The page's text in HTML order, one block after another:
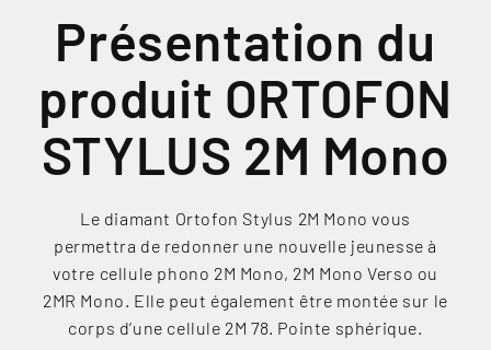
Présentation du
produit ORTOFON
STYLUS 2M Mono
Le diamant Ortofon Stylus 2M Mono vous
permettra de redonner une nouvelle jeunesse à
votre cellule phono 2M Mono, 2M Mono Verso ou
2MR Mono. Elle peut également être montée sur le
corps d’une cellule 2M 78. Pointe sphérique.